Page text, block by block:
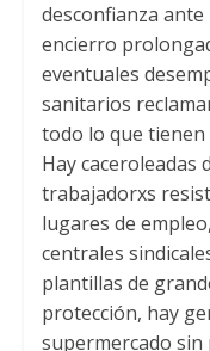
desconfianza ante
encierro
eventuales
sanitarios
todo lo que tienen
Hay caceroleadas
trabajadorxs
lugares de
centrales
plantillas de
protección, hay
supermercado sin